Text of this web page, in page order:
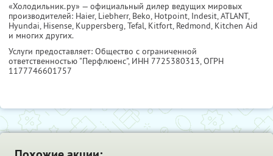
«Холодильник.ру» — официальный дилер ведущих мировых
производителей: Haier, Liebherr, Beko, Hotpoint, Indesit, ATLANT,
Hyundai, Hisense, Kuppersberg, Tefal, Kitfort, Redmond, Kitchen Aid
и многих других.
Услуги предоставляет: Общество с ограниченной
ответственностью "Перфлюенс", ИНН 7725380313, ОГРН
1177746601757